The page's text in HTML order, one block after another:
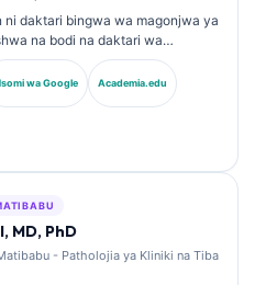
ni daktari bingwa wa magonjwa ya
na bodi na daktari wa
mwenye zaidi ya miaka 15 ya
za maabara na uchambuzi wa
na AI. Kama Afisa Mkuu wa
AI, anatoa usimamizi wa
wa matibabu wa mtandao wa
Dk. Klein amechapisha kwa wingi
vya kibayolojia na
wa Google Academia.edu
MD, PhD
- Patholojia ya Kliniki na Tiba